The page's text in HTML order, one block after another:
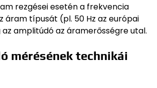
rezgései esetén a frekvencia
áram típusát (pl. 50 Hz az európai
amplitúdó az áramerősségre utal.
mérésének technikái